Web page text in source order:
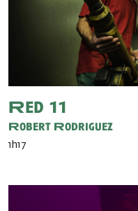
Red 11
Robert Rodriguez
1h17